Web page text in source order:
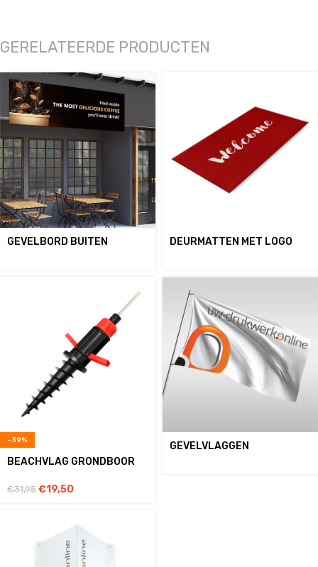
GERELATEERDE PRODUCTEN
GEVELBORD BUITEN DEURMATTEN MET LOGO
-39%
BEACHVLAG GRONDBOOR
€31,95 €19,50
GEVELVLAGGEN